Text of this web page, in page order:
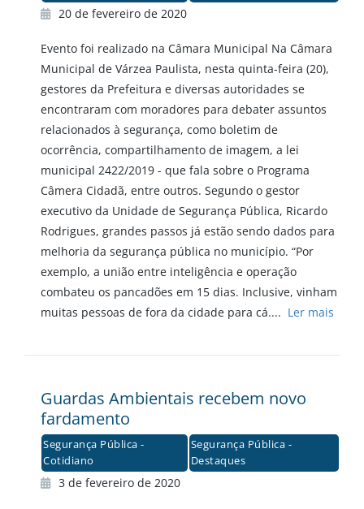
20 de fevereiro de 2020
Evento foi realizado na Câmara Municipal Na Câmara
Municipal de Várzea Paulista, nesta quinta-feira (20),
gestores da Prefeitura e diversas autoridades se
encontraram com moradores para debater assuntos
relacionados à segurança, como boletim de
ocorrência, compartilhamento de imagem, a lei
municipal 2422/2019 - que fala sobre o Programa
Câmera Cidadã, entre outros. Segundo o gestor
executivo da Unidade de Segurança Pública, Ricardo
Rodrigues, grandes passos já estão sendo dados para
melhoria da segurança pública no município. “Por
exemplo, a união entre inteligência e operação
combateu os pancadões em 15 dias. Inclusive, vinham
muitas pessoas de fora da cidade para cá.... Ler mais
Guardas Ambientais recebem novo
fardamento
Segurança Pública -
Cotidiano
Segurança Pública -
Destaques
3 de fevereiro de 2020